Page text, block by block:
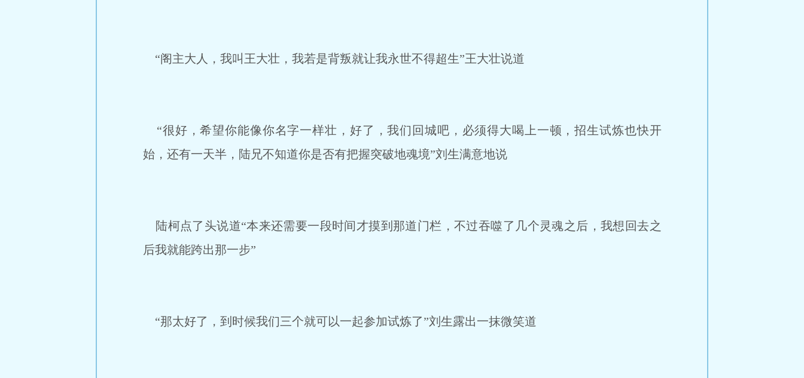
“阁主大人，我叫王大壮，我若是背叛就让我永世不得超生”王大壮说道
“很好，希望你能像你名字一样壮，好了，我们回城吧，必须得大喝上一顿，招生试炼也快开
始，还有一天半，陆兄不知道你是否有把握突破地魂境”刘生满意地说
陆柯点了头说道“本来还需要一段时间才摸到那道门栏，不过吞噬了几个灵魂之后，我想回去之
后我就能跨出那一步”
“那太好了，到时候我们三个就可以一起参加试炼了”刘生露出一抹微笑道